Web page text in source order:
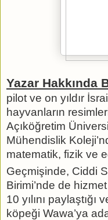
Yazar Hakkında
pilot ve on yıldır
hayvanların
Açıköğretim
Mühendislik
matematik, fizik ve
Geçmişinde, Ciddi
Birimi’nde de
10 yılını
köpeği Wawa’ya